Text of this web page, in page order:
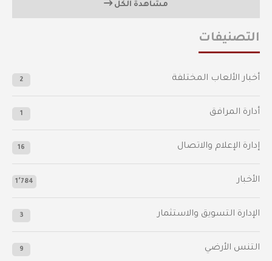
مشاهدة الكل
التصنيفات
أخبار الألعاب المختلفة 2
أدارة المرافق 1
إدارة الإعلام والاتصال 16
الأخبار 1٬784
الإدارة التسويق والاستثمار 3
التنس الأرضي 9